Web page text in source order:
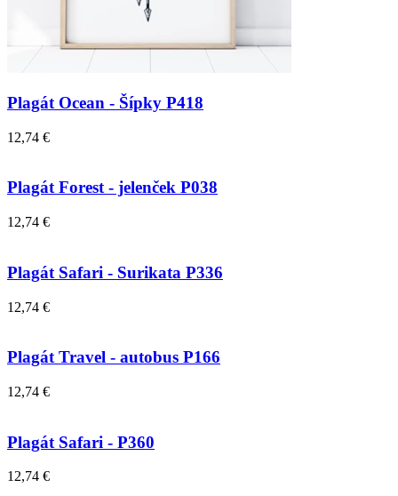
Plagát Ocean - Šípky P418
12,74 €
Plagát Forest - jelenček P038
12,74 €
Plagát Safari - Surikata P336
12,74 €
Plagát Travel - autobus P166
12,74 €
Plagát Safari - P360
12,74 €